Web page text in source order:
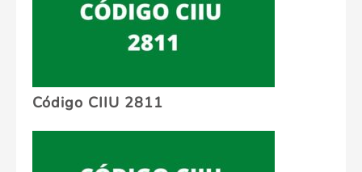
Código CIIU 2811